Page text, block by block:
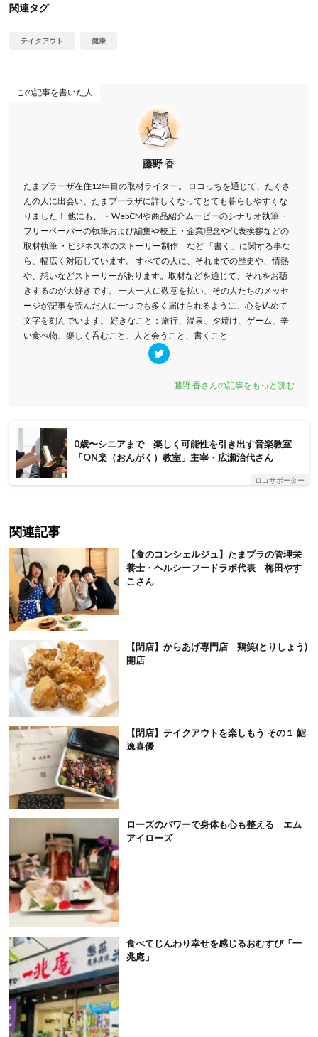
関連タグ
テイクアウト 健康
この記事を書いた人
藤野 香
たまプラーザ在住12年目の取材ライター。 ロコっちを通じて、たくさ
んの人に出会い、たまプーラザに詳しくなってとても暮らしやすくな
りました！ 他にも、 ・WebCMや商品紹介ムービーのシナリオ執筆 ・
フリーペーパーの執筆および編集や校正 ・企業理念や代表挨拶などの
取材執筆 ・ビジネス本のストーリー制作 など 「書く」に関する事な
ら、幅広く対応しています。 すべての人に、それまでの歴史や、情熱
や、想いなどストーリーがあります。取材などを通じて、それをお聴
きするのが大好きです。 一人一人に敬意を払い、その人たちのメッセ
ージが記事を読んだ人に一つでも多く届けられるように、心を込めて
文字を刻んでいます。 好きなこと：旅行、温泉、夕焼け、ゲーム、辛
い食べ物、楽しく呑むこと、人と会うこと、書くこと
藤野 香さんの記事をもっと読む
0歳〜シニアまで 楽しく可能性を引き出す音楽教室
「ON楽（おんがく）教室」主宰・広瀬治代さん
ロコサポーター
関連記事
【食のコンシェルジュ】たまプラの管理栄
養士・ヘルシーフードラボ代表 梅田やす
こさん
【閉店】からあげ専門店 鶏笑(とりしょう)
開店
【閉店】テイクアウトを楽しもう その１ 鮨
逸喜優
ローズのパワーで身体も心も整える エム
アイローズ
食べてじんわり幸せを感じるおむすび「一
兆庵」